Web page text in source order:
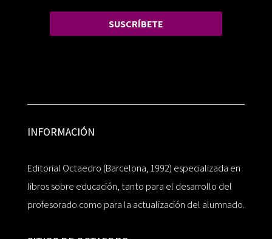
SUSCRÍBETE
INFORMACIÓN
Editorial Octaedro (Barcelona, 1992) especializada en
libros sobre educación, tanto para el desarrollo del
profesorado como para la actualización del alumnado.